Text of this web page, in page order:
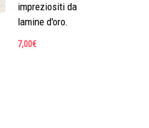
impreziositi da
lamine d'oro.
7,00€